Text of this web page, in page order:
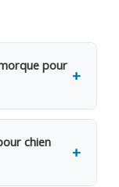
pour
coûte 25€
de 250€
d'une
seuls 4
chien